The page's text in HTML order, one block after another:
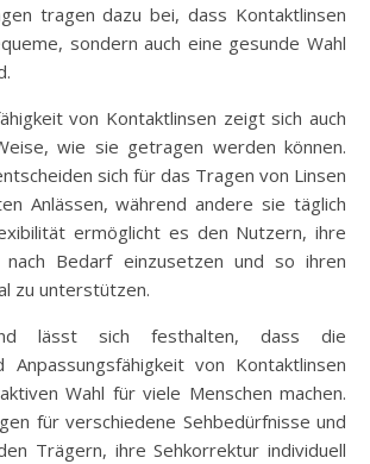
tragen dazu bei, dass Kontaktlinsen
sondern auch eine gesunde Wahl
von Kontaktlinsen zeigt sich auch
wie sie getragen werden können.
sich für das Tragen von Linsen
Anlässen, während andere sie täglich
ermöglicht es den Nutzern, ihre
nach Bedarf einzusetzen und so ihren
zu unterstützen.
lässt sich festhalten, dass die
Anpassungsfähigkeit von Kontaktlinsen
Wahl für viele Menschen machen.
für verschiedene Sehbedürfnisse und
Trägern, ihre Sehkorrektur individuell